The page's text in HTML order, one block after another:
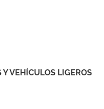
Y VEHÍCULOS LIGEROS